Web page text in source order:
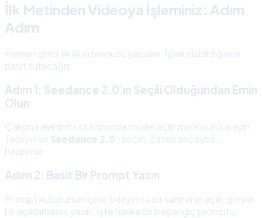
İlk Metinden Videoya İşleminiz: Adım
Adım
Hemen şimdi ilk AI videonuzu yapalım. İşleri olabildiğince
basit tutacağız.
Adım 1: Seedance 2.0’ın Seçili Olduğundan Emin
Olun
Çalışma alanının üst kısmında model açılır menüsünü arayın.
Tıklayın ve Seedance 2.0‘ı seçin. Zaten seçiliyse,
hazırsınız.
Adım 2: Basit Bir Prompt Yazın
Prompt kutusunun içine tıklayın ve bir sahnenin açık, görsel
bir açıklamasını yazın. İşte harika bir başlangıç promptu: